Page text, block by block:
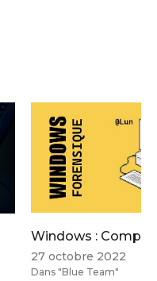
Windows :
27 octobre 2022
Dans "Blue Team"